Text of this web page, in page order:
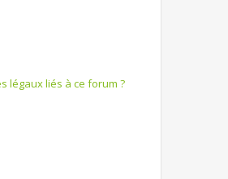
légaux liés à ce forum ?